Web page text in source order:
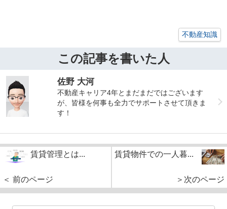
不動産知識
この記事を書いた人
佐野 大河
不動産キャリア4年とまだまだではございます
が、皆様を何事も全力でサポートさせて頂きま
す！
賃貸管理とは...
＜ 前のページ
賃貸物件での一人暮...
＞次のページ